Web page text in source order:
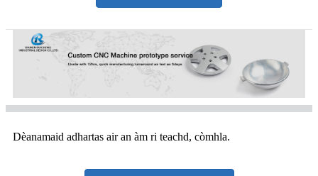
Dèanamaid adhartas air an àm ri teachd, còmhla.